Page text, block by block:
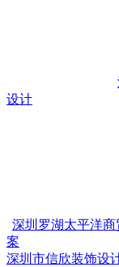
设计
深圳罗湖太平洋
案
深圳市信欣装饰设